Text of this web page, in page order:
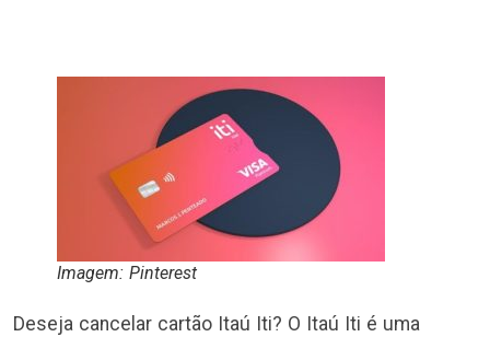
Imagem: Pinterest
Deseja cancelar cartão Itaú Iti? O Itaú Iti é uma